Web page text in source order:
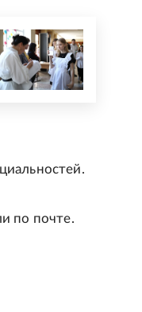
по почте.